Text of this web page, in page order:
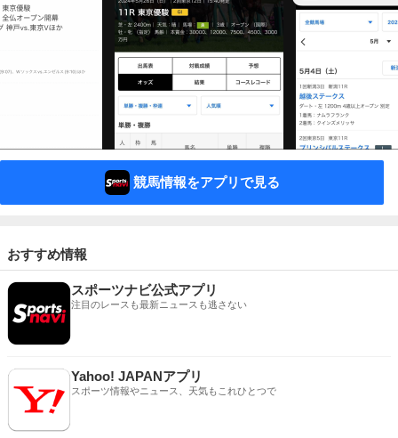
競馬情報をアプリで見る
おすすめ情報
スポーツナビ公式アプリ
注目のレースも最新ニュースも逃さない
Yahoo! JAPANアプリ
スポーツ情報やニュース、天気もこれひとつで